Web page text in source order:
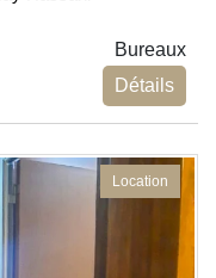
Bureaux
Détails
Location